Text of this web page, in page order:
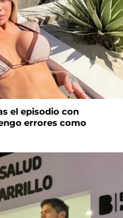
el episodio con
errores como